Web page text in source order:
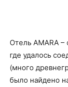
Отель AMARA –
где удалось
(много
было найдено